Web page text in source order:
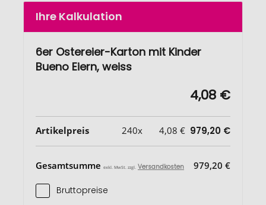
Ihre Kalkulation
6er Ostereier-Karton mit Kinder
Bueno Eiern, weiss
4,08 €
Artikelpreis 240x 4,08 € 979,20 €
Gesamtsumme exkl. MwSt. zzgl. Versandkosten 979,20 €
Bruttopreise